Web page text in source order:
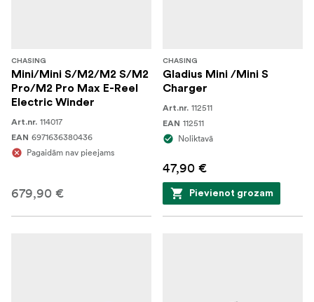
CHASING
Mini/Mini S/M2/M2 S/M2
Pro/M2 Pro Max E-Reel
Electric Winder
Art.nr. 114017
EAN 6971636380436
Pagaidām nav pieejams
679,90 €
CHASING
Gladius Mini /Mini S
Charger
Art.nr. 112511
EAN 112511
Noliktavā
47,90 €
Pievienot grozam